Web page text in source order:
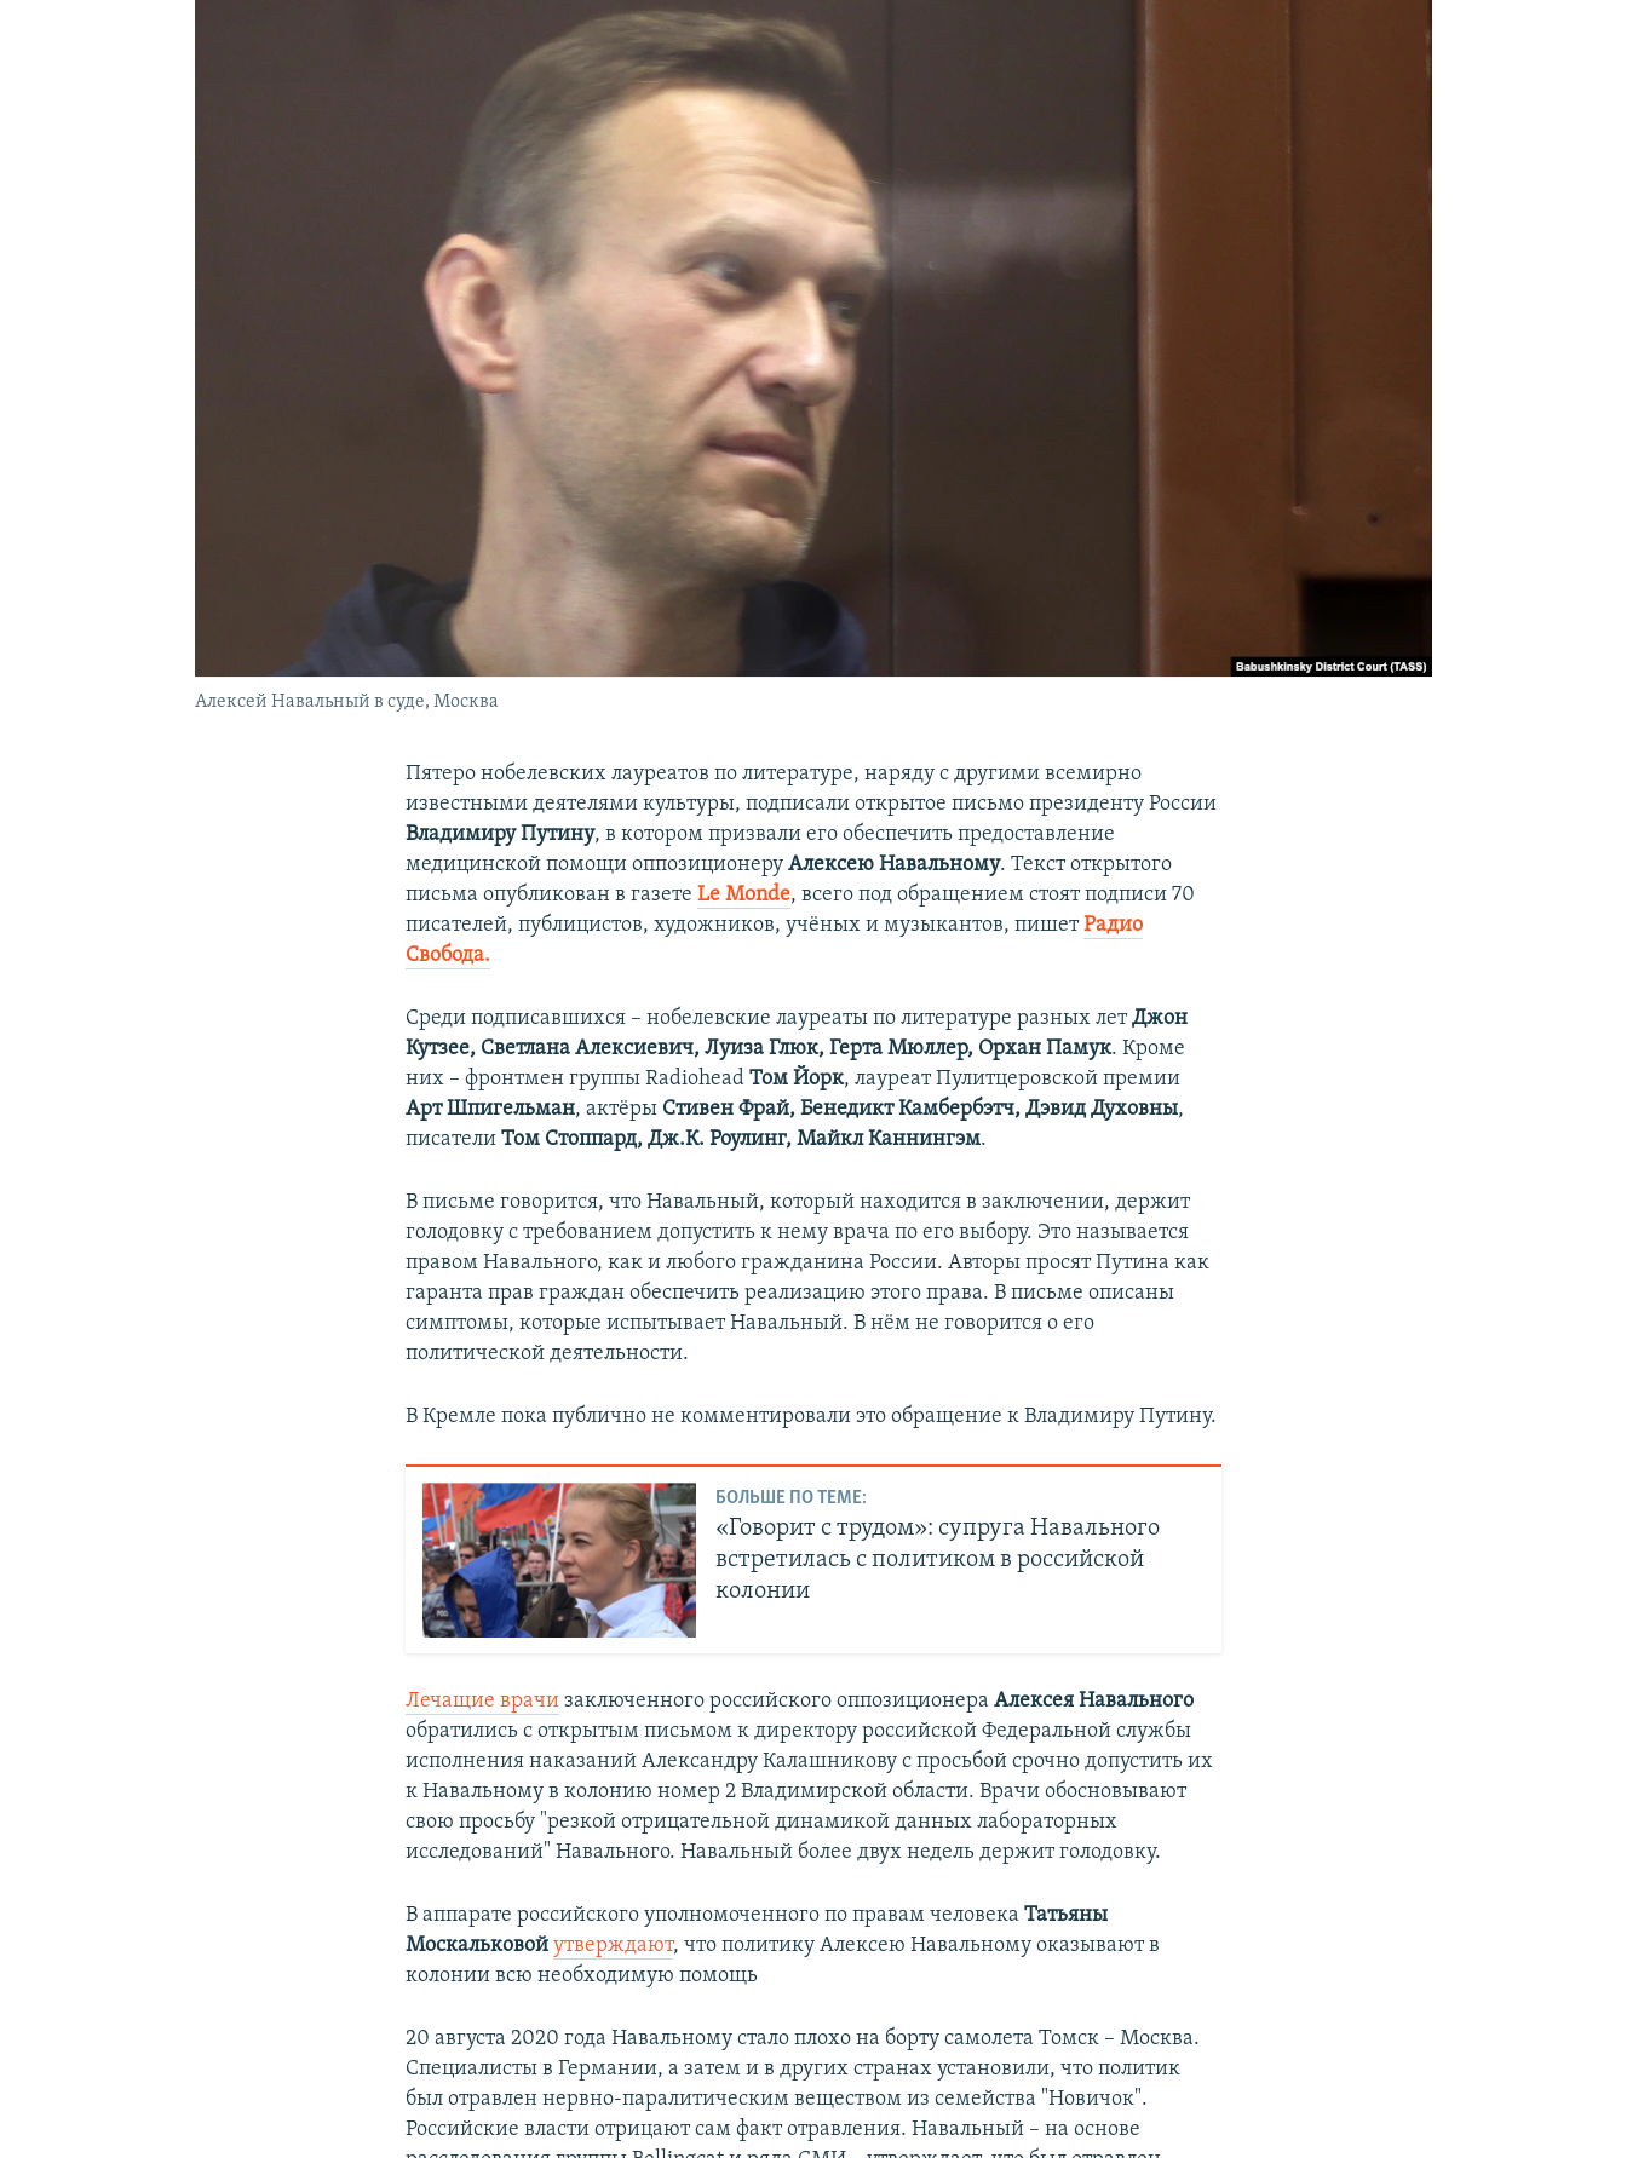
Алексей Навальный в суде, Москва
Пятеро нобелевских лауреатов по литературе, наряду с другими всемирно
известными деятелями культуры, подписали открытое письмо президенту России
Владимиру Путину, в котором призвали его обеспечить предоставление
медицинской помощи оппозиционеруАлексею Навальному. Текст открытого
письма опубликован в газетеLe Monde, всего под обращением стоят подписи 70
писателей, публицистов, художников, учёных и музыкантов, пишетРадио
Свобода.
Среди подписавшихся – нобелевские лауреаты по литературе разных летДжон
Кутзее, Светлана Алексиевич, Луиза Глюк, Герта Мюллер, Орхан Памук. Кроме
них – фронтмен группы RadioheadТом Йорк, лауреат Пулитцеровской премии
Арт Шпигельман, актёры Стивен Фрай, Бенедикт Камбербэтч, Дэвид Духовны,
писателиТом Стоппард, Дж.К. Роулинг, Майкл Каннингэм.
В письме говорится, что Навальный, который находится в заключении, держит
голодовку с требованием допустить к нему врача по его выбору. Это называется
правом Навального, как и любого гражданина России. Авторы просят Путина как
гаранта прав граждан обеспечить реализацию этого права. В письме описаны
симптомы, которые испытывает Навальный. В нём не говорится о его
политической деятельности.
В Кремле пока публично не комментировали это обращение к Владимиру Путину.
БОЛЬШЕ ПО ТЕМЕ:
«Говорит с трудом»: супруга Навального
встретилась с политиком в российской
колонии
Лечащие врачи заключенного российского оппозиционераАлексея Навального
обратились с открытым письмом к директору российской Федеральной службы
исполнения наказаний Александру Калашникову с просьбой срочно допустить их
к Навальному в колонию номер 2 Владимирской области. Врачи обосновывают
свою просьбу "резкой отрицательной динамикой данных лабораторных
исследований" Навального. Навальный более двух недель держит голодовку.
В аппарате российского уполномоченного по правам человекаТатьяны
Москальковой утверждают, что политику Алексею Навальному оказывают в
колонии всю необходимую помощь
20 августа 2020 года Навальному стало плохо на борту самолета Томск – Москва.
Специалисты в Германии, а затем и в других странах установили, что политик
был отравлен нервно-паралитическим веществом из семейства "Новичок".
Российские власти отрицают сам факт отравления. Навальный – на основе